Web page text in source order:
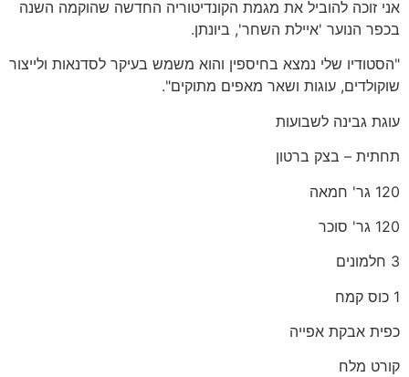
אני זוכה להוביל את מגמת הקונדיטוריה החדשה שהוקמה השנה
בכפר הנוער 'איילת השחר', ביונתן.
"הסטודיו שלי נמצא בחיספין והוא משמש בעיקר לסדנאות ולייצור
שוקולדים, עוגות ושאר מאפים מתוקים".
עוגת גבינה לשבועות
תחתית – בצק ברטון
120 גר' חמאה
120 גר' סוכר
3 חלמונים
1 כוס קמח
כפית אבקת אפייה
קורט מלח